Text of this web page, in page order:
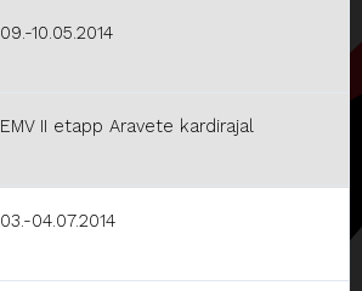
09.-10.05.2014
EMV II etapp Aravete kardirajal
03.-04.07.2014